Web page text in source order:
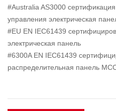
#Australia AS3000
управления электрическая
#EU EN IEC61439
электрическая панель
#6300A EN IEC61439
распределительная панель